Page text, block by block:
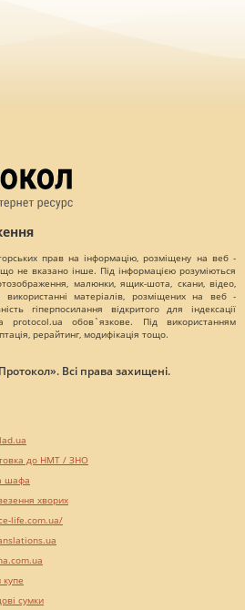
прав на інформацію, розміщену на веб -
не вказано інше. Під інформацією розуміються
малюнки, ящик-шота, скани, відео,
використанні матеріалів, розміщених на веб -
гіперпосилання відкритого для індексації
protocol.ua обов`язкове. Під використанням
рерайтинг, модифікація тощо.
Всі права захищені.
до НМТ / ЗНО
шафа
хворих
life.com.ua/
сумки